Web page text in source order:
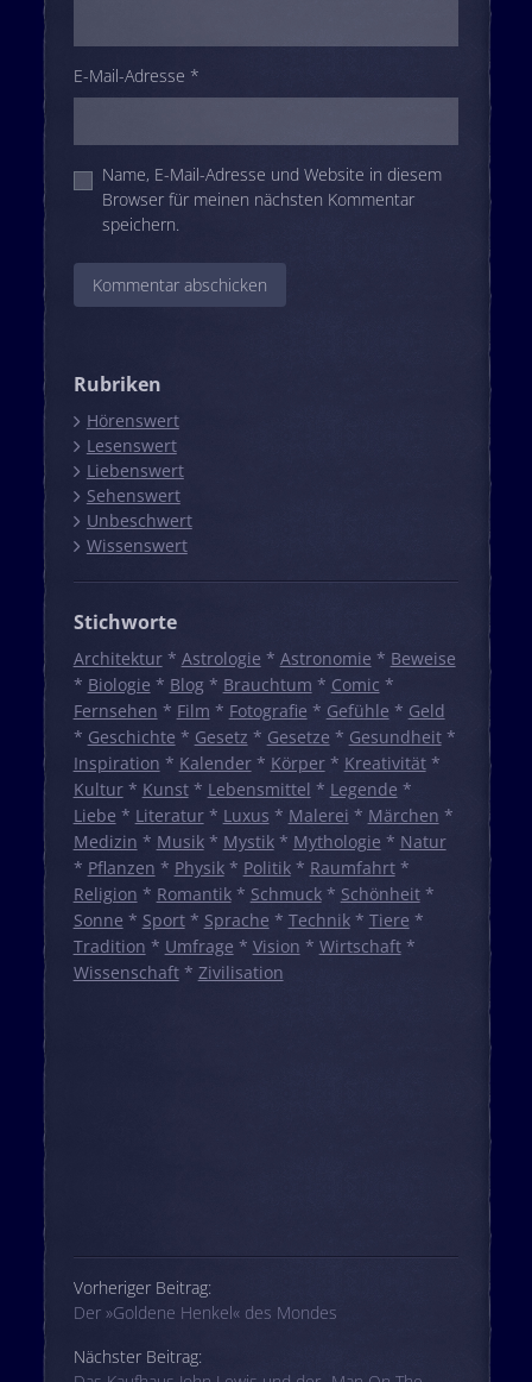
E-Mail-Adresse *
Name, E-Mail-Adresse und Website in diesem
Browser für meinen nächsten Kommentar
speichern.
Rubriken
Hörenswert
Lesenswert
Liebenswert
Sehenswert
Unbeschwert
Wissenswert
Stichworte
Architektur* Astrologie * Astronomie * Beweise
* Biologie * Blog* Brauchtum * Comic *
Fernsehen * Film * Fotografie * Gefühle * Geld
* Geschichte * Gesetz * Gesetze * Gesundheit*
Inspiration * Kalender* Körper* Kreativität*
Kultur* Kunst* Lebensmittel * Legende *
Liebe * Literatur* Luxus * Malerei * Märchen *
Medizin * Musik* Mystik* Mythologie * Natur
* Pflanzen * Physik* Politik* Raumfahrt*
Religion * Romantik* Schmuck* Schönheit*
Sonne * Sport* Sprache * Technik* Tiere *
Tradition * Umfrage * Vision * Wirtschaft*
Wissenschaft* Zivilisation
Beitrags-Navigation
Vorheriger Beitrag:
Der »Goldene Henkel« des Mondes
Nächster Beitrag: